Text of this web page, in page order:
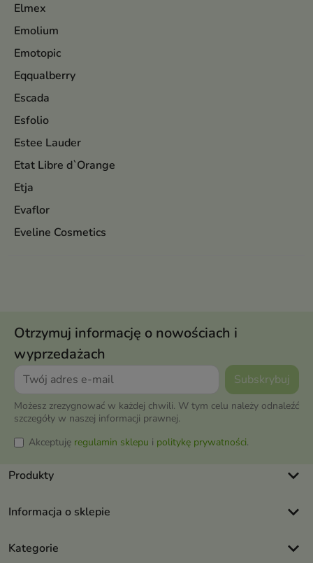
Elmex
Emolium
Emotopic
Eqqualberry
Escada
Esfolio
Estee Lauder
Etat Libre d`Orange
Etja
Evaflor
Eveline Cosmetics
Otrzymuj informację o nowościach i
wyprzedażach
Możesz zrezygnować w każdej chwili. W tym celu należy odnaleźć
szczegóły w naszej informacji prawnej.
Akceptuję regulamin sklepu i politykę prywatności.
Produkty keyboard_arrow_down
Informacja o sklepie keyboard_arrow_down
Kategorie keyboard_arrow_down